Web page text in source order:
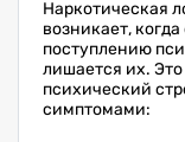
Наркотическая
возникает,
поступлению
лишается их.
психический
симптомами: